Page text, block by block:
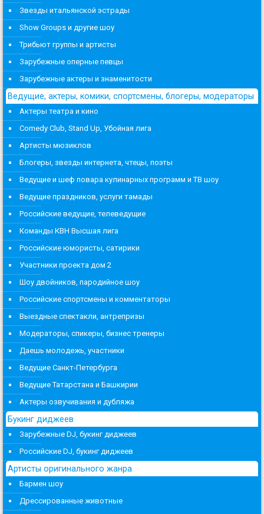
Звезды итальянской эстрады
Show Groups и другие шоу
Трибьют группы и артисты
Зарубежные оперные певцы
Зарубежные актеры и знаменитости
Ведущие, актеры, комики, спортсмены, блогеры, модераторы
Актеры театра и кино
Comedy Club, Stand Up, Убойная лига
Артисты мюзиклов
Блогеры, звезды интернета, чтецы, поэты
Ведущие и шеф повара кулинарных программ и ТВ шоу
Ведущие праздников, услуги тамады
Российские ведущие, телеведущие
Команды КВН Высшая лига
Российские юмористы, сатирики
Участники проекта дом 2
Шоу двойников, пародийное шоу
Российские спортсмены и комментаторы
Выездные спектакли, антрепризы
Модераторы, спикеры, бизнес тренеры
Даешь молодежь, участники
Ведущие Санкт-Петербурга
Ведущие Татарстана и Башкирии
Актеры озвучивания и дубляжа
Букинг диджеев
Зарубежные DJ, букинг диджеев
Российские DJ, букинг диджеев
Артисты оригинального жанра
Бармен шоу
Дрессированные животные